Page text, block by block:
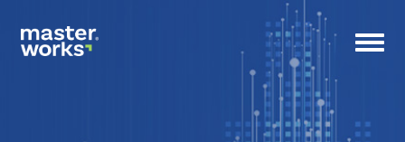
Toggle
navigation